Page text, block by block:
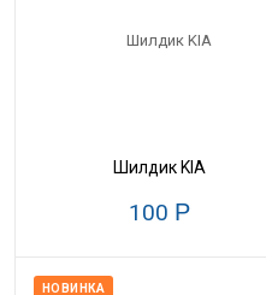
Шилдик KIA
100 Р
НОВИНКА